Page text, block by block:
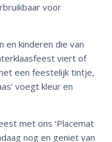
voor
en kinderen die van
viert of
een feestelijk tintje,
voegt kleur en
met ons ‘Placemat
nog en geniet van